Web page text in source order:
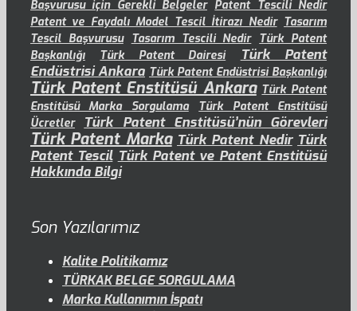
Başvurusu için Gerekli Belgeler Patent Tescili Nedir
Patent ve Faydalı Model Tescil İtirazı Nedir Tasarım
Tescil Başvurusu Tasarım Tescili Nedir Türk Patent
Başkanlığı
Türk Patent Dairesi
Türk Patent
Endüstrisi Ankara Türk Patent Endüstrisi Başkanlığı
Türk Patent Enstitüsü Ankara Türk Patent
Enstitüsü Marka Sorgulama
Türk Patent Enstitüsü
Ücretler
Türk Patent Enstitüsü’nün Görevleri
Türk Patent Marka Türk Patent Nedir Türk
Patent Tescil Türk Patent ve Patent Enstitüsü
Hakkında Bilgi
Son Yazılarımız
Kalite Politikamız
TÜRKAK BELGE SORGULAMA
Marka Kullanımın İspatı